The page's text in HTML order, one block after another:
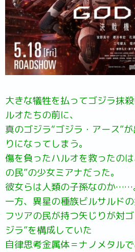
大きな犠牲を払ってゴジラ抹
ルオたちの前に、
真のゴジラ“ゴジラ・アース”
りになってしまう。
傷を負ったハルオを救ったの
の民”の少女ミアナだった。
彼女らは人類の子孫なのか……
一方、異星の種族ビルサルドの
フツアの民が持つ矢じりが対
ジラ”を構成していた
自律思考金属体＝ナノメタル